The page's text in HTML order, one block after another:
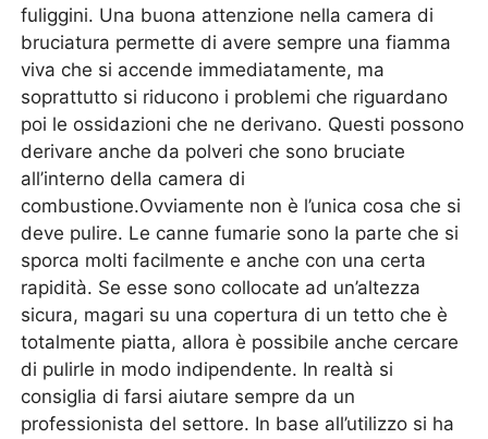
fuliggini. Una buona attenzione nella camera di
bruciatura permette di avere sempre una fiamma
viva che si accende immediatamente, ma
soprattutto si riducono i problemi che riguardano
poi le ossidazioni che ne derivano. Questi possono
derivare anche da polveri che sono bruciate
all’interno della camera di
combustione.Ovviamente non è l’unica cosa che si
deve pulire. Le canne fumarie sono la parte che si
sporca molti facilmente e anche con una certa
rapidità. Se esse sono collocate ad un’altezza
sicura, magari su una copertura di un tetto che è
totalmente piatta, allora è possibile anche cercare
di pulirle in modo indipendente. In realtà si
consiglia di farsi aiutare sempre da un
professionista del settore. In base all’utilizzo si ha